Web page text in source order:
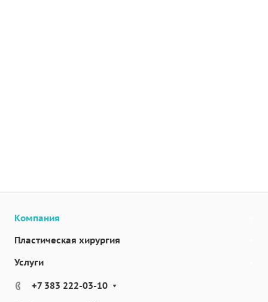
Компания
Пластическая хирургия
Услуги
+7 383 222-03-10